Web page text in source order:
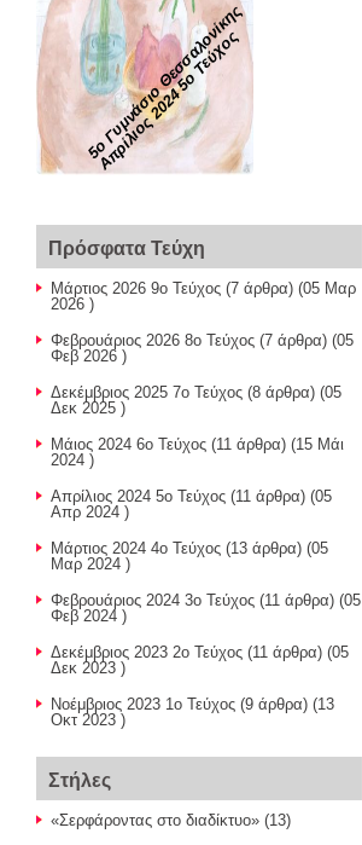
5ο Γυμνάσιο Θεσσαλονίκης
Απρίλιος 2024 5ο Τεύχος
Πρόσφατα Τεύχη
Μάρτιος 2026 9ο Τεύχος (7 άρθρα) (05 Μαρ
2026 )
Φεβρουάριος 2026 8ο Τεύχος (7 άρθρα) (05
Φεβ 2026 )
Δεκέμβριος 2025 7ο Τεύχος (8 άρθρα) (05
Δεκ 2025 )
Μάιος 2024 6ο Τεύχος (11 άρθρα) (15 Μάι
2024 )
Απρίλιος 2024 5ο Τεύχος (11 άρθρα) (05
Απρ 2024 )
Μάρτιος 2024 4ο Τεύχος (13 άρθρα) (05
Μαρ 2024 )
Φεβρουάριος 2024 3ο Τεύχος (11 άρθρα) (05
Φεβ 2024 )
Δεκέμβριος 2023 2ο Τεύχος (11 άρθρα) (05
Δεκ 2023 )
Nοέμβριος 2023 1ο Τεύχος (9 άρθρα) (13
Οκτ 2023 )
Στήλες
«Σερφάροντας στο διαδίκτυο» (13)